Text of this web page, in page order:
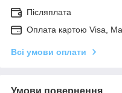
Післяплата
Оплата картою Visa,
Всі умови оплати
Умови повернення